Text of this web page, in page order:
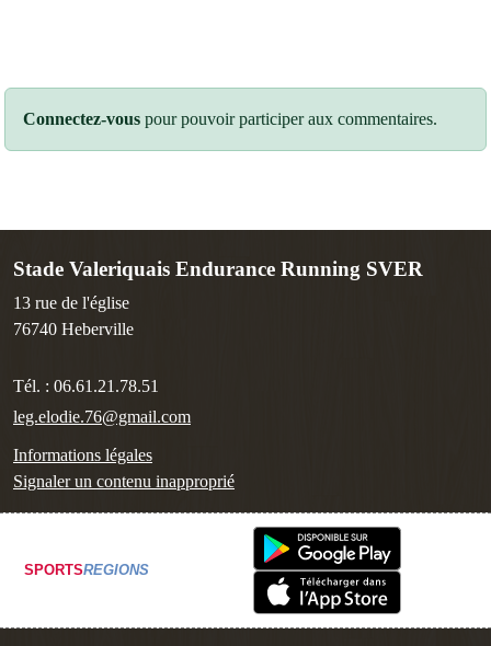
Connectez-vous pour pouvoir participer aux commentaires.
Stade Valeriquais Endurance Running SVER
13 rue de l'église
76740 Heberville
Tél. : 06.61.21.78.51
leg.elodie.76@gmail.com
Informations légales
Signaler un contenu inapproprié
SPORTSREGIONS